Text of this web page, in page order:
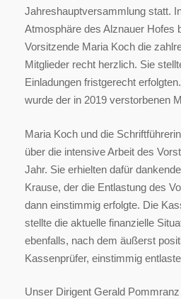
Jahreshauptversammlung statt.
Atmosphäre des Alznauer Hofes
Vorsitzende Maria Koch die
Mitglieder recht herzlich. Sie
Einladungen fristgerecht
wurde der in 2019 verstorbenen
Maria Koch und die
über die intensive Arbeit des
Jahr. Sie erhielten dafür
Krause, der die Entlastung des
dann einstimmig erfolgte. Die
stellte die aktuelle finanzielle
ebenfalls, nach dem äußerst
Kassenprüfer, einstimmig
Unser Dirigent Gerald